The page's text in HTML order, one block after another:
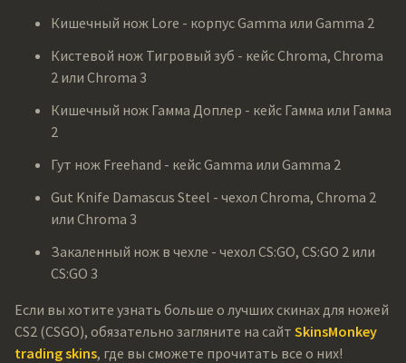
Кишечный нож Lore - корпус Gamma или Gamma 2
Кистевой нож Тигровый зуб - кейс Chroma, Chroma
2 или Chroma 3
Кишечный нож Гамма Доплер - кейс Гамма или Гамма
2
Гут нож Freehand - кейс Gamma или Gamma 2
Gut Knife Damascus Steel - чехол Chroma, Chroma 2
или Chroma 3
Закаленный нож в чехле - чехол CS:GO, CS:GO 2 или
CS:GO 3
Если вы хотите узнать больше о лучших скинах для ножей
CS2 (CSGO), обязательно загляните на сайт SkinsMonkey
trading skins, где вы сможете прочитать все о них!